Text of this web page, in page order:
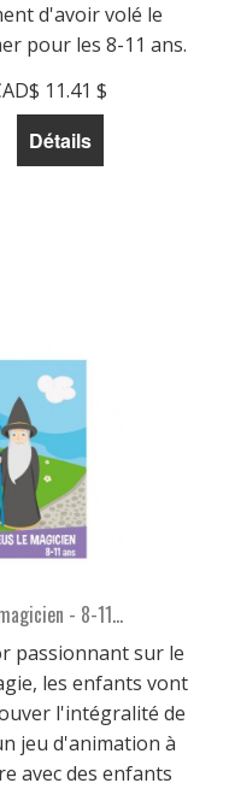
d'avoir volé le
pour les 8-11 ans.
11.41 $
Détails
- 8-11...
passionnant sur le
les enfants vont
l'intégralité de
jeu d'animation à
avec des enfants